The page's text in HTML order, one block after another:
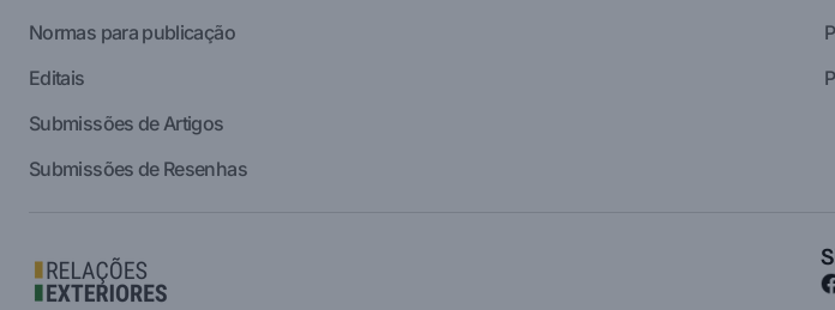
Normas para publicação
Editais
Submissões de Artigos
Submissões de Resenhas